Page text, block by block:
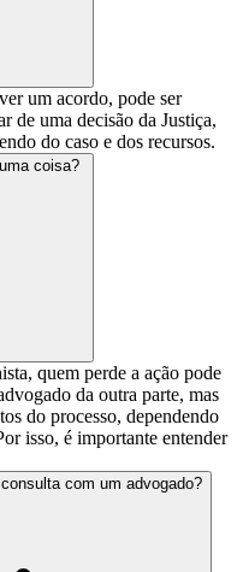
um acordo, pode ser
de uma decisão da Justiça,
do caso e dos recursos.
coisa?
quem perde a ação pode
da outra parte, mas
do processo, dependendo
isso, é importante entender
com um advogado?